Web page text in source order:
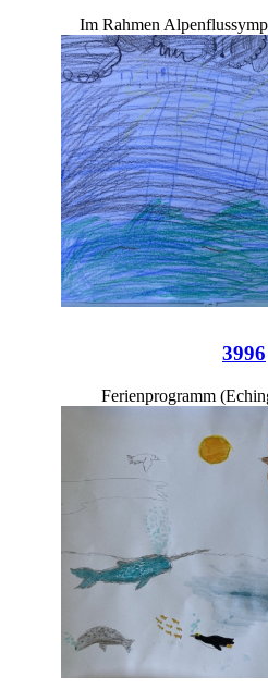
Im Rahmen
3996
Ferienprogramm